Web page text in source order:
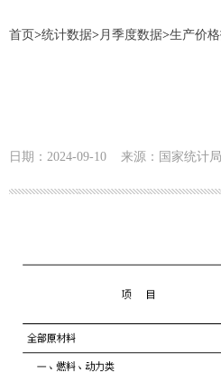
首页>统计数据>月季度数据>生产价
日期：2024-09-10 来源：国家统计